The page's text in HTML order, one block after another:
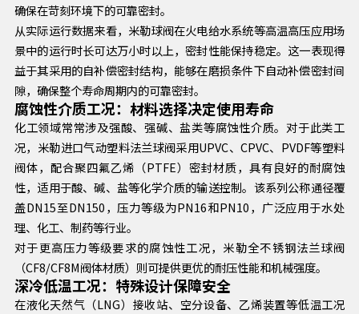
确保在苛刻环境下的可靠密封。
从实际运行数据来看，米勒球阀在火电给水系统等高温高压应用场
景中的运行时长可达万小时以上，密封性能保持稳定。这一表现得
益于其采用的自补偿密封结构，能够在磨损条件下自动补偿密封间
隙，确保整个寿命周期内的可靠密封。
腐蚀性介质工况：材料选择决定使用寿命
化工领域常常涉及强酸、强碱、盐类等腐蚀性介质。对于此类工
况，米勒进口气动塑料法兰球阀采用UPVC、CPVC、PVDF等塑料
阀体，配合聚四氟乙烯（PTFE）密封材质，具有良好的耐腐蚀
性，适用于酸、碱、盐等化学介质的输送控制。该系列公称通径覆
盖DN15至DN150，压力等级为PN16和PN10，广泛应用于水处
理、化工、制药等行业。
对于更高压力等级要求的腐蚀性工况，米勒全不锈钢法兰球阀
（CF8/CF8M阀体材质）则可提供更优的耐压性能和机械强度。
深冷低温工况：特殊设计保障安全
在液化天然气（LNG）接收站、空分设备、乙烯装置等低温工况